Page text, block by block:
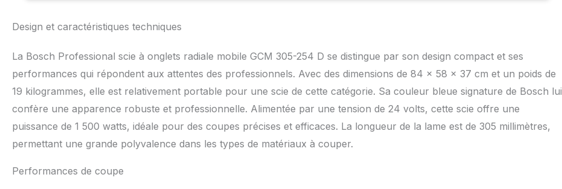
Design et caractéristiques techniques
La Bosch Professional scie à onglets radiale mobile GCM 305-254 D se distingue par son design compact et ses
performances qui répondent aux attentes des professionnels. Avec des dimensions de 84 x 58 x 37 cm et un poids de
19 kilogrammes, elle est relativement portable pour une scie de cette catégorie. Sa couleur bleue signature de Bosch lui
confère une apparence robuste et professionnelle. Alimentée par une tension de 24 volts, cette scie offre une
puissance de 1 500 watts, idéale pour des coupes précises et efficaces. La longueur de la lame est de 305 millimètres,
permettant une grande polyvalence dans les types de matériaux à couper.
Performances de coupe